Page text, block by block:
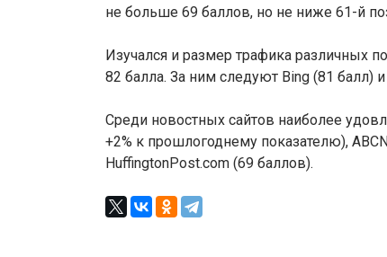
не больше 69 баллов, но не ниже 61-й
Изучался и размер трафика различных
82 балла. За ним следуют Bing (81 балл)
Среди новостных сайтов наиболее
+2% к прошлогоднему показателю),
HuffingtonPost.com (69 баллов).